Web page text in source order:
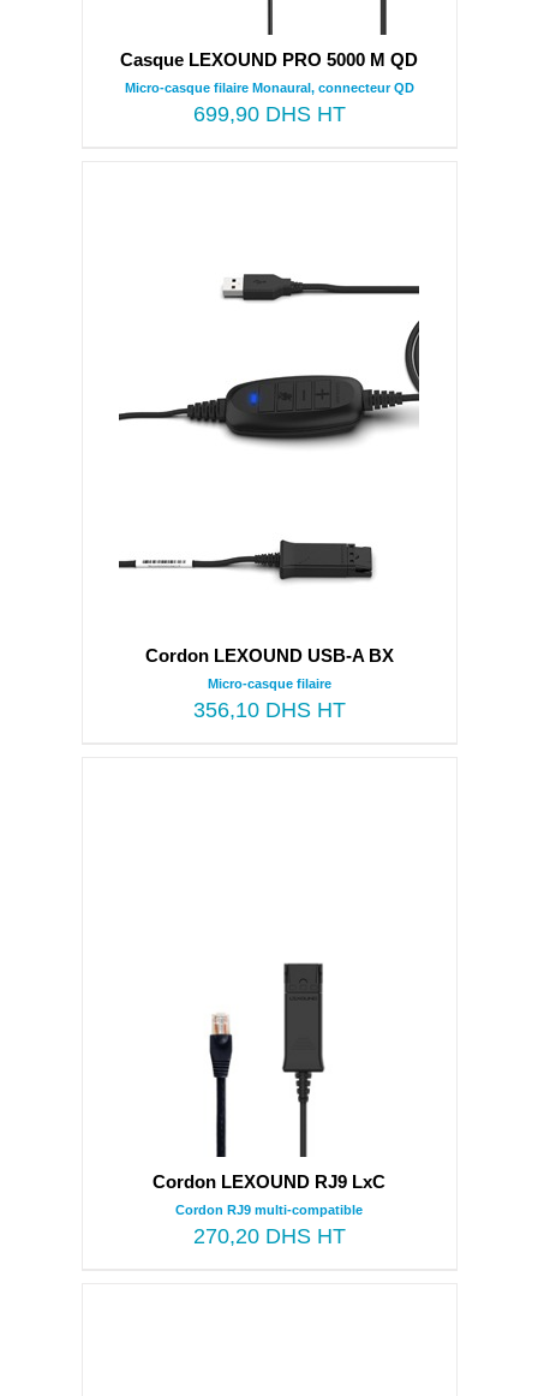
Casque LEXOUND PRO 5000 M QD
Micro-casque filaire Monaural, connecteur QD
699,90DHS HT
Cordon LEXOUND USB-A BX
Micro-casque filaire
356,10DHS HT
Cordon LEXOUND RJ9 LxC
Cordon RJ9 multi-compatible
270,20DHS HT